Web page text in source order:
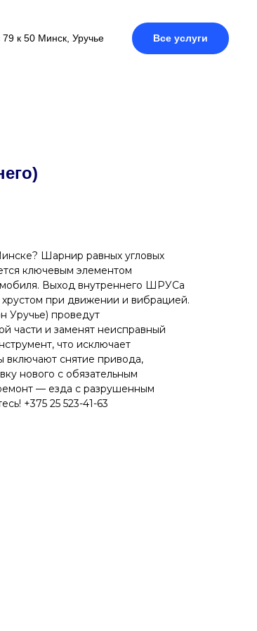
к 50 Минск, Уручье Все услуги
Шарнир равных угловых
ключевым элементом
Выход внутреннего ШРУСа
при движении и вибрацией.
Уручье) проведут
части и заменят неисправный
что исключает
снятие привода,
нового с обязательным
— езда с разрушенным
+375 25 523-41-63